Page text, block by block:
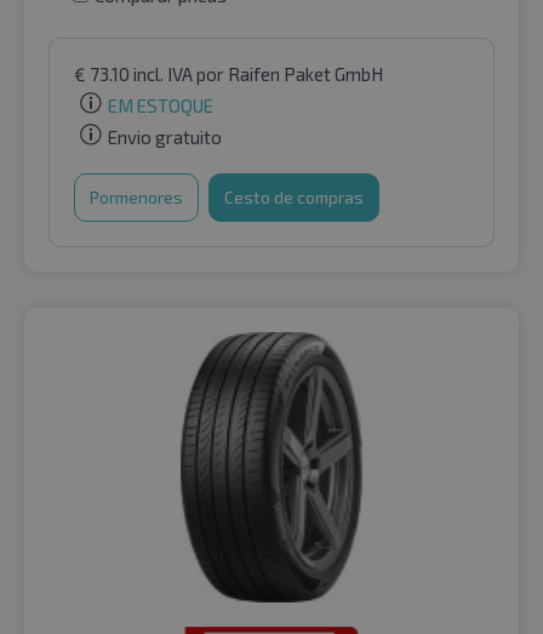
€ 73.10 incl. IVApor Raifen Paket GmbH
EM ESTOQUE
Envio gratuito
Pormenores Cesto de compras